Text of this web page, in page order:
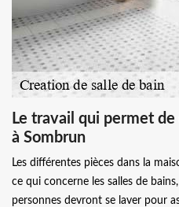
Le travail qui permet
à Sombrun
Les différentes pièces dans la
ce qui concerne les salles de
personnes devront se laver pour